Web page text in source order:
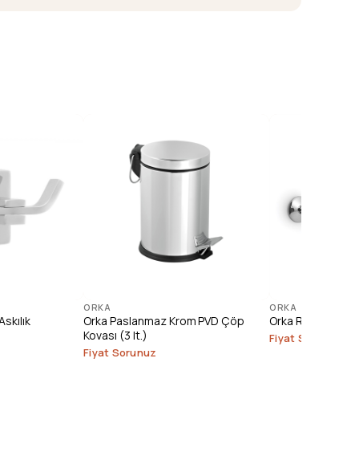
ORKA
Orka Paslanmaz Krom PVD Çöp
Kovası (3 lt.)
Fiyat Sorunuz
ORKA
Orka Roza Krom
Fiyat Sorunuz